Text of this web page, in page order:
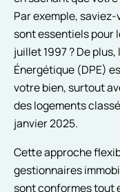
Par exemple,
sont essentiels pour
juillet 1997 ? De
Énergétique (DPE)
votre bien, surtout
des logements
janvier 2025.
Cette approche
gestionnaires
sont conformes tout